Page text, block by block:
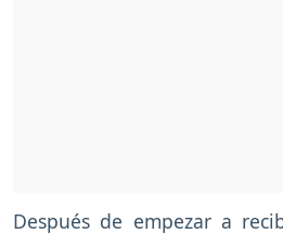
Después de empezar a